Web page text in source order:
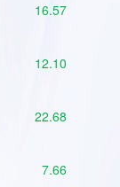
16.57
12.10
22.68
7.66